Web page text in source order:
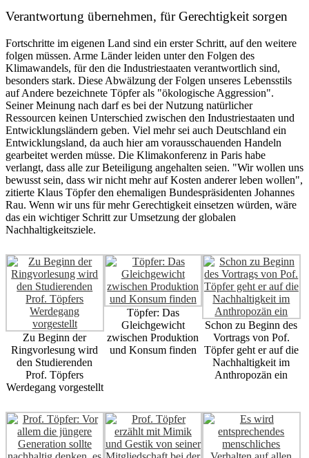
Verantwortung übernehmen, für Gerechtigkeit sorgen
Fortschritte im eigenen Land sind ein erster Schritt, auf den weitere
folgen müssen. Arme Länder leiden unter den Folgen des
Klimawandels, für den die Industriestaaten verantwortlich sind,
besonders stark. Diese Abwälzung der Folgen unseres Lebensstils
auf Andere bezeichnete Töpfer als "ökologische Aggression".
Seiner Meinung nach darf es bei der Nutzung natürlicher
Ressourcen keinen Unterschied zwischen den Industriestaaten und
Entwicklungsländern geben. Viel mehr sei auch Deutschland ein
Entwicklungsland, da auch hier am vorausschauenden Handeln
gearbeitet werden müsse. Die Klimakonferenz in Paris habe
verlangt, dass alle zur Beteiligung angehalten seien. "Wir wollen uns
bewusst sein, dass wir nicht mehr auf Kosten anderer leben wollen",
zitierte Klaus Töpfer den ehemaligen Bundespräsidenten Johannes
Rau. Wenn wir uns für mehr Gerechtigkeit einsetzen würden, wäre
das ein wichtiger Schritt zur Umsetzung der globalen
Nachhaltigkeitsziele.
Zu Beginn der
Ringvorlesung wird
den Studierenden
Prof. Töpfers
Werdegang vorgestellt
Töpfer: Das
Gleichgewicht
zwischen Produktion
und Konsum finden
Schon zu Beginn des
Vortrags von Pof.
Töpfer geht er auf die
Nachhaltigkeit im
Anthropozän ein